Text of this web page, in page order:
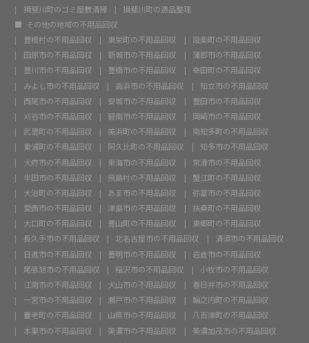
揖斐川町のゴミ屋敷清掃
揖斐川町の遺品整理
その他の地域の不用品回収
豊根村の不用品回収
東栄町の不用品回収
設楽町の不用品回収
田原市の不用品回収
新城市の不用品回収
蒲郡市の不用品回収
豊川市の不用品回収
豊橋市の不用品回収
幸田町の不用品回収
みよし市の不用品回収
高浜市の不用品回収
知立市の不用品回収
西尾市の不用品回収
安城市の不用品回収
豊田市の不用品回収
刈谷市の不用品回収
碧南市の不用品回収
岡崎市の不用品回収
武豊町の不用品回収
美浜町の不用品回収
南知多町の不用品回収
東浦町の不用品回収
阿久比町の不用品回収
知多市の不用品回収
大府市の不用品回収
東海市の不用品回収
常滑市の不用品回収
半田市の不用品回収
飛島村の不用品回収
蟹江町の不用品回収
大治町の不用品回収
あま市の不用品回収
弥富市の不用品回収
愛西市の不用品回収
津島市の不用品回収
扶桑町の不用品回収
大口町の不用品回収
豊山町の不用品回収
東郷町の不用品回収
長久手市の不用品回収
北名古屋市の不用品回収
清須市の不用品回収
日進市の不用品回収
豊明市の不用品回収
岩倉市の不用品回収
尾張旭市の不用品回収
稲沢市の不用品回収
小牧市の不用品回収
江南市の不用品回収
犬山市の不用品回収
春日井市の不用品回収
一宮市の不用品回収
瀬戸市の不用品回収
輪之内町の不用品回収
養老町の不用品回収
山県市の不用品回収
八百津町の不用品回収
本巣市の不用品回収
美濃市の不用品回収
美濃加茂市の不用品回収